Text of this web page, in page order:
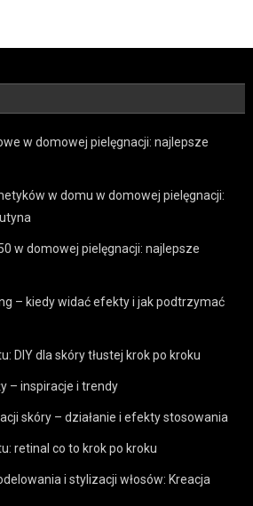
w domowej pielęgnacji: najlepsze
w domu w domowej pielęgnacji:
w domowej pielęgnacji: najlepsze
– kiedy widać efekty i jak podtrzymać
DIY dla skóry tłustej krok po kroku
– inspiracje i trendy
skóry – działanie i efekty stosowania
retinal co to krok po kroku
i stylizacji włosów: Kreacja